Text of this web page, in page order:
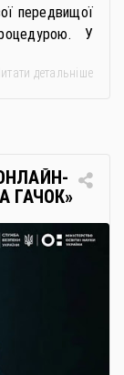
передвищої
У
здобувати
[…]
детальніше
ГАЧОК»